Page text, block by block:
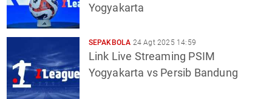
Yogyakarta
SEPAKBOLA 24 Agt 2025 14:59
Link Live Streaming PSIM
Yogyakarta vs Persib Bandung